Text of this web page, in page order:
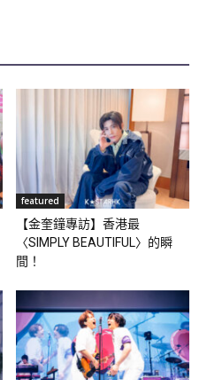
featured
【金奎鐘專訪】香港最
〈SIMPLY BEAUTIFUL〉的瞬
間！